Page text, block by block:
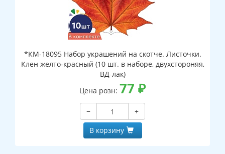
*КМ-18095 Набор украшений на скотче. Листочки.
Клен желто-красный (10 шт. в наборе, двухстороняя,
ВД-лак)
Цена розн: 77 ₽
−
+
В корзину